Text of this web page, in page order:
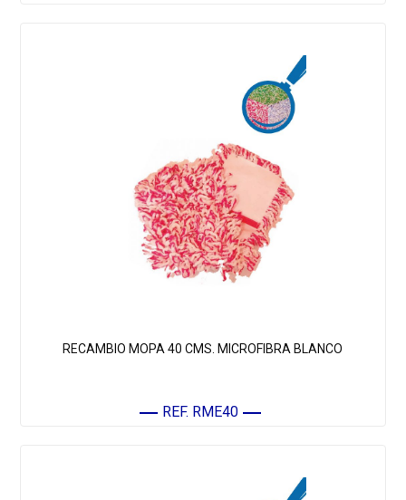
RECAMBIO MOPA 40 CMS. MICROFIBRA BLANCO
REF. RME40